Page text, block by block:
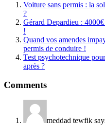
Voiture sans permis : la
?
Gérard Depardieu : 4000€
!
Quand vos amendes
permis de conduire !
Test psychotechnique
après ?
Comments
meddad tewfik